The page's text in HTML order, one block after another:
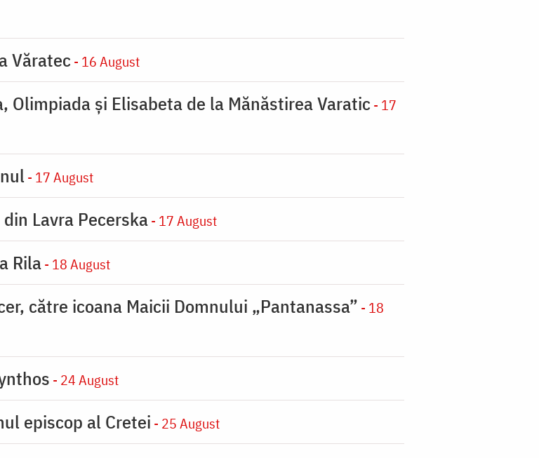
Văratec - 16 August
Olimpiada și Elisabeta de la Mănăstirea Varatic - 17
- 17 August
Lavra Pecerska- 17 August
Rila- 18 August
către icoana Maicii Domnului „Pantanassa” - 18
- 24 August
episcop al Cretei - 25 August